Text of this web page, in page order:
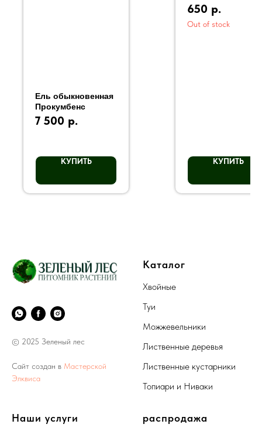
Ель обыкновенная
Прокумбенс
7 500 р.
КУПИТЬ
650 р.
Out of stock
КУПИТЬ
© 2025 Зеленый лес
Сайт создан в Мастерской
Элквиса
Каталог
Хвойные
Туи
Можжевельники
Лиственные деревья
Лиственные кустарники
Топиари и Ниваки
Наши услуги распродажа